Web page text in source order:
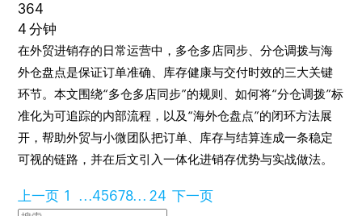
364
4 分钟
在外贸进销存的日常运营中，多仓多店同步、分仓调拨与海
外仓盘点是保证订单准确、库存健康与交付时效的三大关键
环节。本文围绕“多仓多店同步”的规则、如何将“分仓调拨”标
准化为可追踪的内部流程，以及“海外仓盘点”的闭环方法展
开，帮助外贸与小微团队把订单、库存与结算连成一条稳定
可视的链路，并在后文引入一体化进销存优势与实战做法。
上一页1 ...45678... 24 下一页